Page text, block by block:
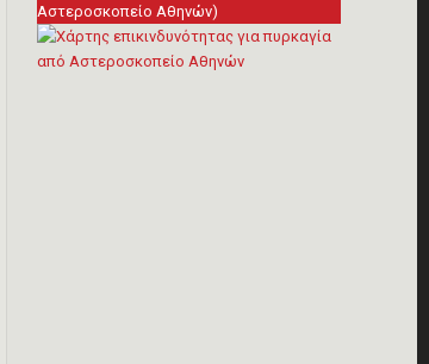
Αστεροσκοπείο Αθηνών)